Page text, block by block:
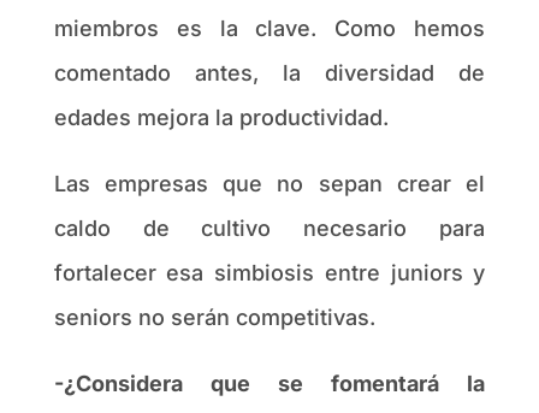
miembros es la clave. Como hemos
comentado antes, la diversidad de
edades mejora la productividad.
Las empresas que no sepan crear el
caldo de cultivo necesario para
fortalecer esa simbiosis entre juniors y
seniors no serán competitivas.
-¿Considera que se fomentará la